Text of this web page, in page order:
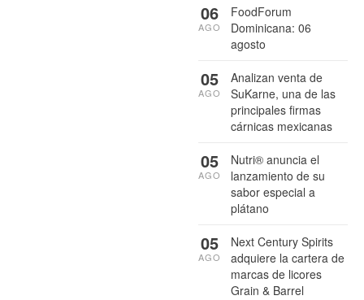
FoodForum
Dominicana: 06
agosto
06
AGO
Analizan venta de
SuKarne, una de las
principales firmas
cárnicas mexicanas
05
AGO
Nutri® anuncia el
lanzamiento de su
sabor especial a
plátano
05
AGO
Next Century Spirits
adquiere la cartera de
marcas de licores
Grain & Barrel
05
AGO